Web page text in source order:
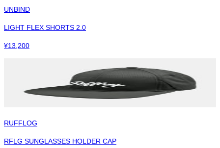
UNBIND
LIGHT FLEX SHORTS 2.0
¥13,200
RUFFLOG
RFLG SUNGLASSES HOLDER CAP